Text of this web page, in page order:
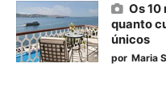
Os 10
quanto
únicos
por Maria